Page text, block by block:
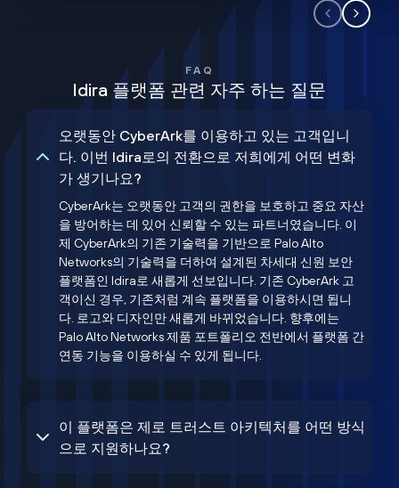
FAQ
Idira 플랫폼 관련 자주 하는 질문
오랫동안 CyberArk를 이용하고 있는 고객입니
다. 이번 Idira로의 전환으로 저희에게 어떤 변화
가 생기나요?
CyberArk는 오랫동안 고객의 권한을 보호하고 중요 자산
을 방어하는 데 있어 신뢰할 수 있는 파트너였습니다. 이
제 CyberArk의 기존 기술력을 기반으로 Palo Alto
Networks의 기술력을 더하여 설계된 차세대 신원 보안
플랫폼인 Idira로 새롭게 선보입니다. 기존 CyberArk 고
객이신 경우, 기존처럼 계속 플랫폼을 이용하시면 됩니
다. 로고와 디자인만 새롭게 바뀌었습니다. 향후에는
Palo Alto Networks 제품 포트폴리오 전반에서 플랫폼 간
연동 기능을 이용하실 수 있게 됩니다.
이 플랫폼은 제로 트러스트 아키텍처를 어떤 방식
으로 지원하나요?